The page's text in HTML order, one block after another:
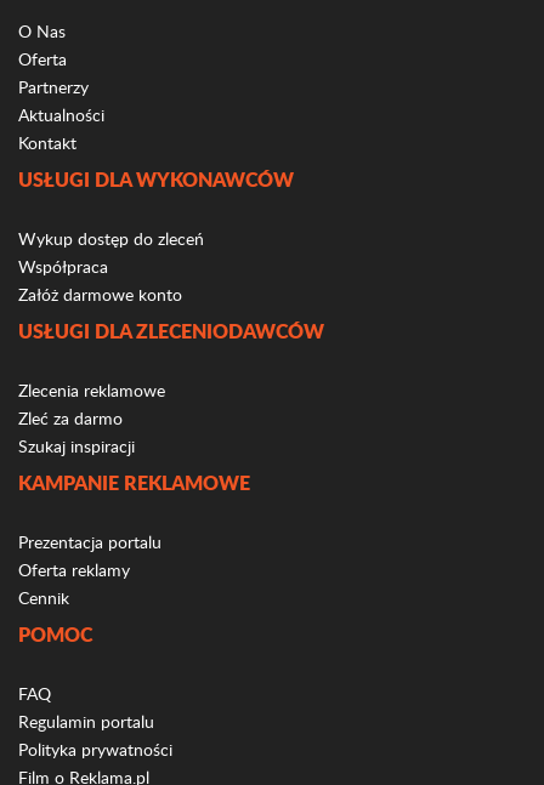
O Nas
Oferta
Partnerzy
Aktualności
Kontakt
USŁUGI DLA WYKONAWCÓW
Wykup dostęp do zleceń
Współpraca
Załóż darmowe konto
USŁUGI DLA ZLECENIODAWCÓW
Zlecenia reklamowe
Zleć za darmo
Szukaj inspiracji
KAMPANIE REKLAMOWE
Prezentacja portalu
Oferta reklamy
Cennik
POMOC
FAQ
Regulamin portalu
Polityka prywatności
Film o Reklama.pl